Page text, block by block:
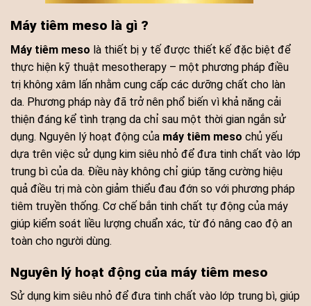
Máy tiêm meso là gì ?
Máy tiêm meso là thiết bị y tế được thiết kế đặc biệt để
thực hiện kỹ thuật mesotherapy – một phương pháp điều
trị không xâm lấn nhằm cung cấp các dưỡng chất cho làn
da. Phương pháp này đã trở nên phổ biến vì khả năng cải
thiện đáng kể tình trạng da chỉ sau một thời gian ngắn sử
dụng. Nguyên lý hoạt động của máy tiêm meso chủ yếu
dựa trên việc sử dụng kim siêu nhỏ để đưa tinh chất vào lớp
trung bì của da. Điều này không chỉ giúp tăng cường hiệu
quả điều trị mà còn giảm thiểu đau đớn so với phương pháp
tiêm truyền thống. Cơ chế bắn tinh chất tự động của máy
giúp kiểm soát liều lượng chuẩn xác, từ đó nâng cao độ an
toàn cho người dùng.
Nguyên lý hoạt động của máy tiêm meso
Sử dụng kim siêu nhỏ để đưa tinh chất vào lớp trung bì, giúp